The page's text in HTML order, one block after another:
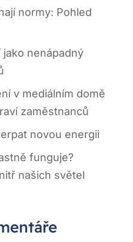
normy: Pohled
nenápadný
v mediálním domě
zaměstnanců
novou energii
funguje?
našich světel